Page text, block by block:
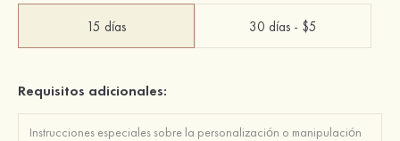
15 días 30 días - $5
Requisitos adicionales: